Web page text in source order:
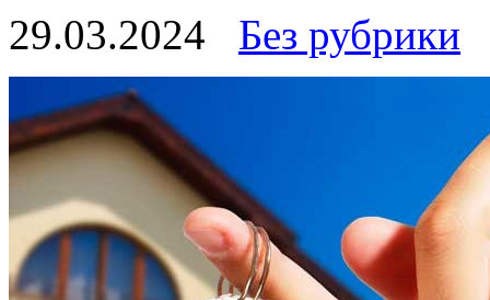
29.03.2024 Без рубрики